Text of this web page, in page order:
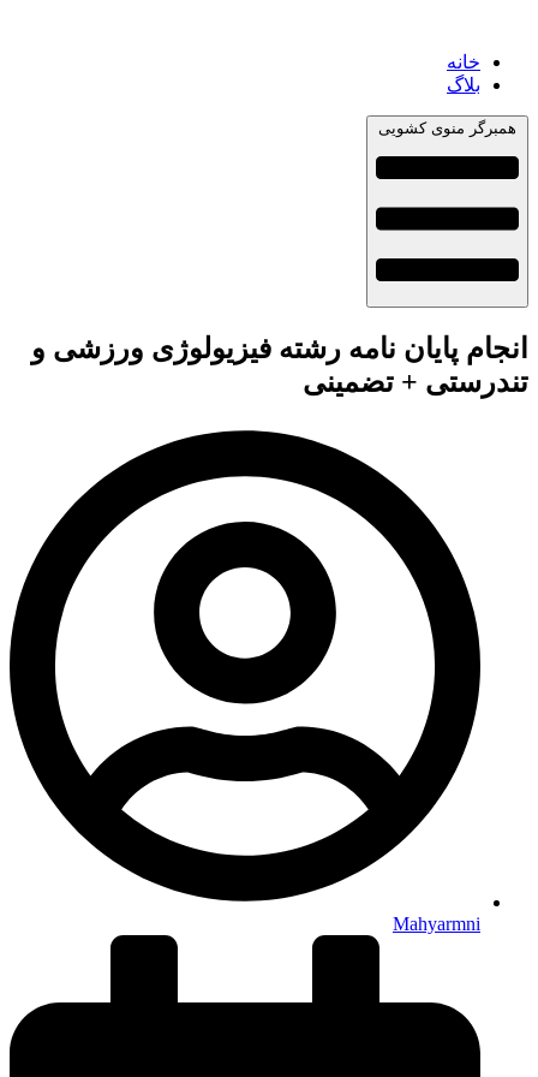
خانه
بلاگ
همبرگر منوی کشویی
انجام پایان نامه رشته فیزیولوژی ورزشی و
تندرستی + تضمینی
Mahyarmni